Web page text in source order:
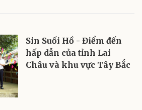
Sin Suối Hồ - Điểm đến
hấp dẫn của tỉnh Lai
Châu và khu vực Tây Bắc